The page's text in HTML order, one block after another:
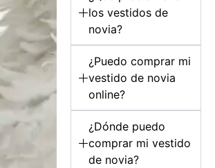
los vestidos de
novia?
¿Puedo comprar mi
vestido de novia
online?
¿Dónde puedo
comprar mi vestido
de novia?